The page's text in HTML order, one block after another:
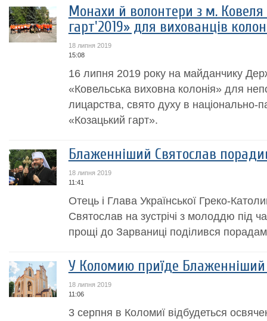
Монахи й волонтери з м.
гарт'2019» для вихованців
18 липня 2019
15:08
16 липня 2019 року на майданчику
«Ковельська виховна колонія» для
лицарства, свято духу в національно-
«Козацький гарт».
Блаженніший Святослав
18 липня 2019
11:41
Отець і Глава Української Греко-
Святослав на зустрічі з молоддю під
прощі до Зарваниці поділився
У Коломию приїде Блаженніший
18 липня 2019
11:06
3 серпня в Коломиї відбудеться